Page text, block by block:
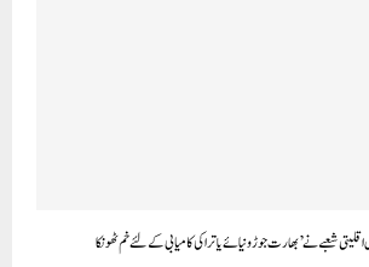
اقلیتی شعبے نے ’ بھارت جوڑو نیائے یاترا کی کامیابی کے لئے خم ٹھونکا